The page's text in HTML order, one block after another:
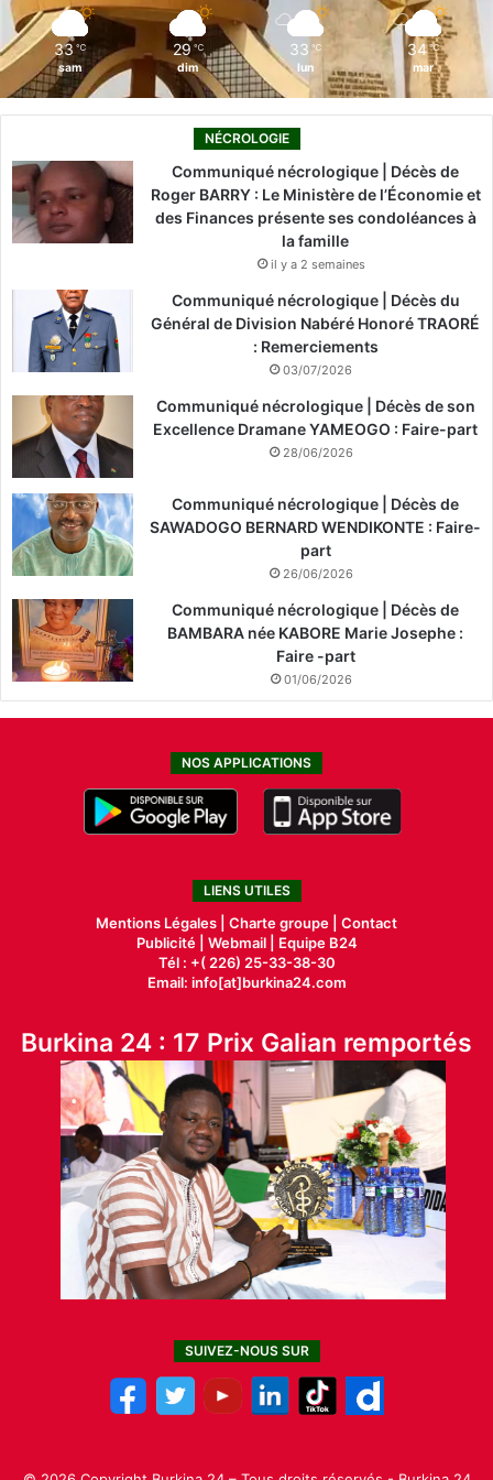
33 ℃
sam
29 ℃
dim
33 ℃
lun
34 ℃
mar
NÉCROLOGIE
Communiqué nécrologique | Décès de
Roger BARRY : Le Ministère de l’Économie et
des Finances présente ses condoléances à
la famille
il y a 2 semaines
Communiqué nécrologique | Décès du
Général de Division Nabéré Honoré TRAORÉ
: Remerciements
03/07/2026
Communiqué nécrologique | Décès de son
Excellence Dramane YAMEOGO : Faire-part
28/06/2026
Communiqué nécrologique | Décès de
SAWADOGO BERNARD WENDIKONTE : Faire-
part
26/06/2026
Communiqué nécrologique | Décès de
BAMBARA née KABORE Marie Josephe :
Faire -part
01/06/2026
NOS APPLICATIONS
LIENS UTILES
Mentions Légales | Charte groupe | Contact
Publicité| Webmail |
Equipe B24
Tél : +( 226) 25-33-38-30
Email: info[at]burkina24.com
Burkina 24 : 17 Prix Galian remportés
SUIVEZ-NOUS SUR